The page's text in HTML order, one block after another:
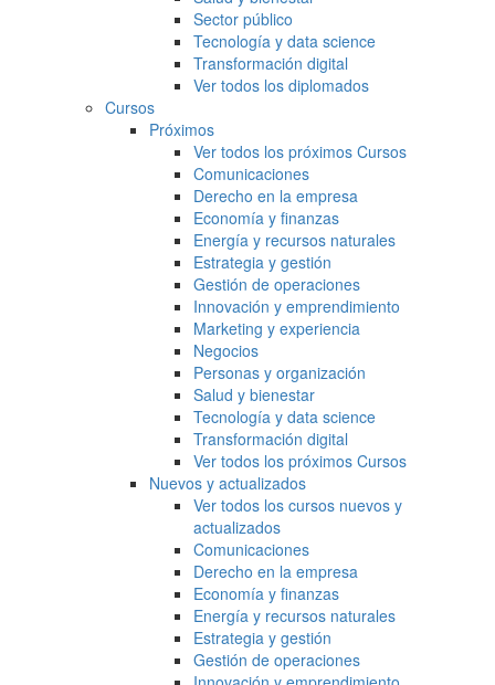
Sector público
Tecnología y data science
Transformación digital
Ver todos los diplomados
Cursos
Próximos
Ver todos los próximos Cursos
Comunicaciones
Derecho en la empresa
Economía y finanzas
Energía y recursos naturales
Estrategia y gestión
Gestión de operaciones
Innovación y emprendimiento
Marketing y experiencia
Negocios
Personas y organización
Salud y bienestar
Tecnología y data science
Transformación digital
Ver todos los próximos Cursos
Nuevos y actualizados
Ver todos los cursos nuevos y
actualizados
Comunicaciones
Derecho en la empresa
Economía y finanzas
Energía y recursos naturales
Estrategia y gestión
Gestión de operaciones